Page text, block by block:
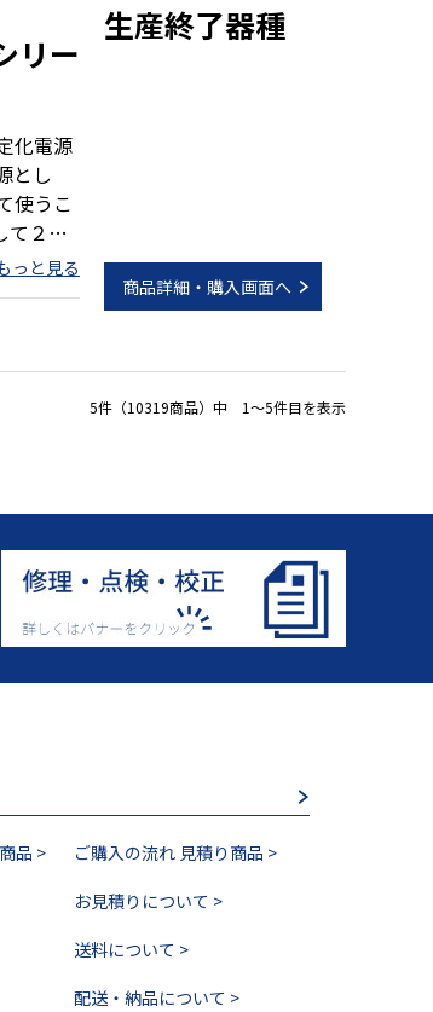
化電源
とし
使うこ
て２通
グメー
生産終了器種
商品詳細・購入画面へ
5件（10319商品）中 1～5件目を表示
品 >
ご購入の流れ 見積り商品 >
お見積りについて >
送料について >
配送・納品について >